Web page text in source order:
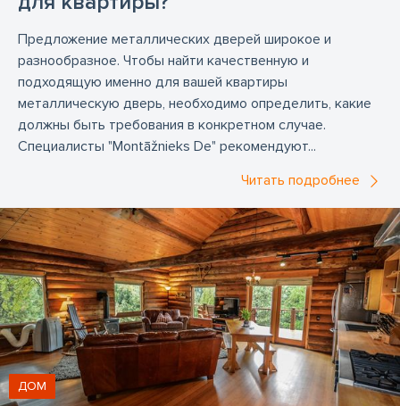
Предложение металлических дверей широкое и
разнообразное. Чтобы найти качественную и
подходящую именно для вашей квартиры
металлическую дверь, необходимо определить, какие
должны быть требования в конкретном случае.
Специалисты "Montāžnieks De" рекомендуют...
Читать подробнее
ДОМ